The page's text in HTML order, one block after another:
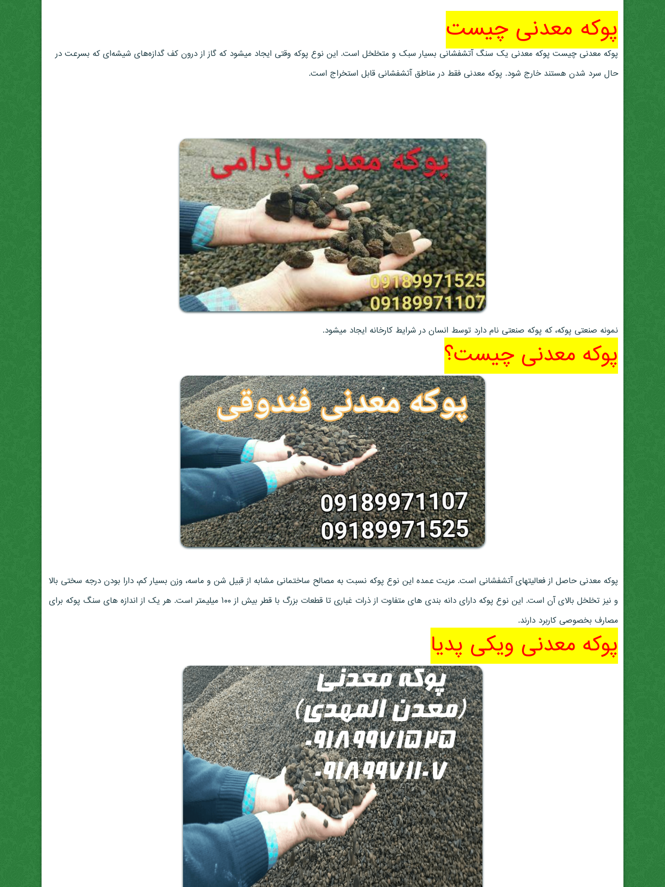
پوکه معدنی چیست
پوکه معدنی چیست پوکه معدنی یک سنگ آتشفشانی بسیار سبک و متخلخل است. این نوع پوکه وقتی ایجاد میشود که گاز از درون کف گدازه‌های شیشه‌ای که بسرعت در
حال سرد شدن هستند خارج شود. پوکه معدنی فقط در مناطق آتشفشانی قابل استخراج است.
نمونه صنعتی پوکه، که پوکه صنعتی نام دارد توسط انسان در شرایط کارخانه ایجاد میشود.
پوکه معدنی چیست؟
پوکه معدنی حاصل از فعالیتهای آتشفشانی است. مزیت عمده این نوع پوکه نسبت به مصالح ساختمانی مشابه از قبیل شن و ماسه، وزن بسیار کم، دارا بودن درجه سختی بالا
و نیز تخلخل بالای آن است. این نوع پوکه دارای دانه بندی های متفاوت از ذرات غباری تا قطعات بزرگ با قطر بیش از ۱۰۰ میلیمتر است. هر یک از اندازه های سنگ پوکه برای
مصارف بخصوصی کاربرد دارند.
پوکه معدنی ویکی پدیا